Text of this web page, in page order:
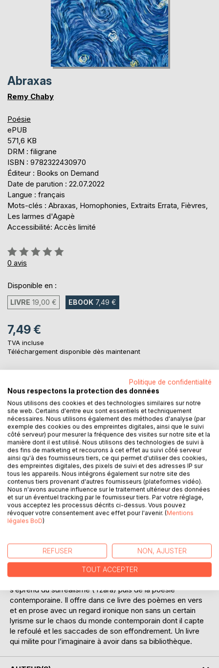
Abraxas
Remy Chaby
Poésie
ePUB
571,6 KB
DRM : filigrane
ISBN : 9782322430970
Éditeur : Books on Demand
Date de parution : 22.07.2022
Langue : français
Mots-clés : Abraxas, Homophonies, Extraits Errata, Fièvres,
Les larmes d'Agapè
Accessibilité: Accès limité
Évaluation:
0%
0 avis
Disponible en :
LIVRE 19,00 € EBOOK 7,49 €
7,49 €
TVA incluse
Téléchargement disponible dès maintenant
AJOUTER AU PANIER
Ajouter à ma liste d'envies
Laisser un avis
DESCRIPTION
L’auteur, né en Egypte, médecin de métier, a déjà écrit
issues). Il publie régulièrement des textes en vers dans les
anthologies poétiques de Flammes vives. Dès
l’adolescence, il est entré dans l’univers de la poésie par la
lecture de Rimbaud et de Saint John Perse. Plus tard, il
s’éprend du surréalisme (Tzara) puis de la poésie
contemporaine. Il offre dans ce livre des poèmes en vers
et en prose avec un regard ironique non sans un certain
lyrisme sur le chaos du monde contemporain dont il capte
le refoulé et les saccades de son effondrement. Un livre
qui milite pour l’imaginaire à avoir dans sa bibliothèque.
Politique de confidentialité
Nous respectons la protection des données
Nous utilisons des cookies et des technologies similaires sur notre
site web. Certains d'entre eux sont essentiels et techniquement
nécessaires. Nous utilisons également des méthodes d'analyse (par
exemple des cookies ou des empreintes digitales, ainsi que le suivi
côté serveur) pour mesurer la fréquence des visites sur notre site et la
manière dont il est utilisé. Nous utilisons des technologies de suivi à
des fins de marketing et recourons à cet effet au suivi côté serveur
ainsi qu'à des fournisseurs tiers, ce qui permet d'utiliser des cookies,
des empreintes digitales, des pixels de suivi et des adresses IP sur
tous les appareils. Nous intégrons également sur notre site des
contenus tiers provenant d'autres fournisseurs (plateformes vidéo).
Nous n'avons aucune influence sur le traitement ultérieur des données
et sur un éventuel tracking par le fournisseur tiers. Par votre réglage,
vous acceptez les processus décrits ci-dessus. Vous pouvez
révoquer votre consentement avec effet pour l'avenir. (Mentions
légales BoD)
REFUSER NON, AJUSTER
TOUT ACCEPTER